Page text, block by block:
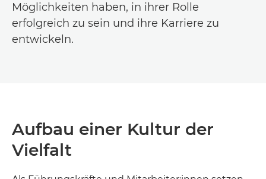
Möglichkeiten haben, in ihrer Rolle
erfolgreich zu sein und ihre Karriere zu
entwickeln.
Aufbau einer Kultur der
Vielfalt